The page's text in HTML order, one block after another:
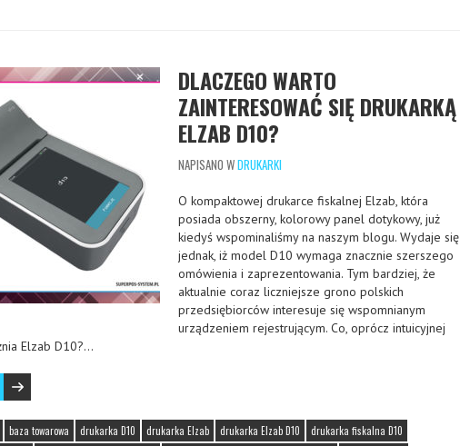
DLACZEGO WARTO
ZAINTERESOWAĆ SIĘ DRUKARKĄ
ELZAB D10?
NAPISANO WDRUKARKI
O kompaktowej drukarce fiskalnej Elzab, która
posiada obszerny, kolorowy panel dotykowy, już
kiedyś wspominaliśmy na naszym blogu. Wydaje się
jednak, iż model D10 wymaga znacznie szerszego
omówienia i zaprezentowania. Tym bardziej, że
aktualnie coraz liczniejsze grono polskich
przedsiębiorców interesuje się wspomnianym
urządzeniem rejestrującym. Co, oprócz intuicyjnej
Elzab D10?…
baza towarowa drukarka D10 drukarka Elzab drukarka Elzab D10
drukarka fiskalna D10